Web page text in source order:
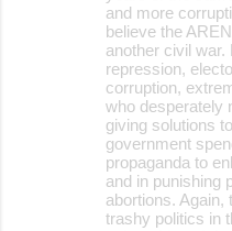
and more
believe the
another civil
repression,
corruption,
who desperately
giving solutions
government
propaganda to
and in punishing
abortions. Again,
trashy politics in